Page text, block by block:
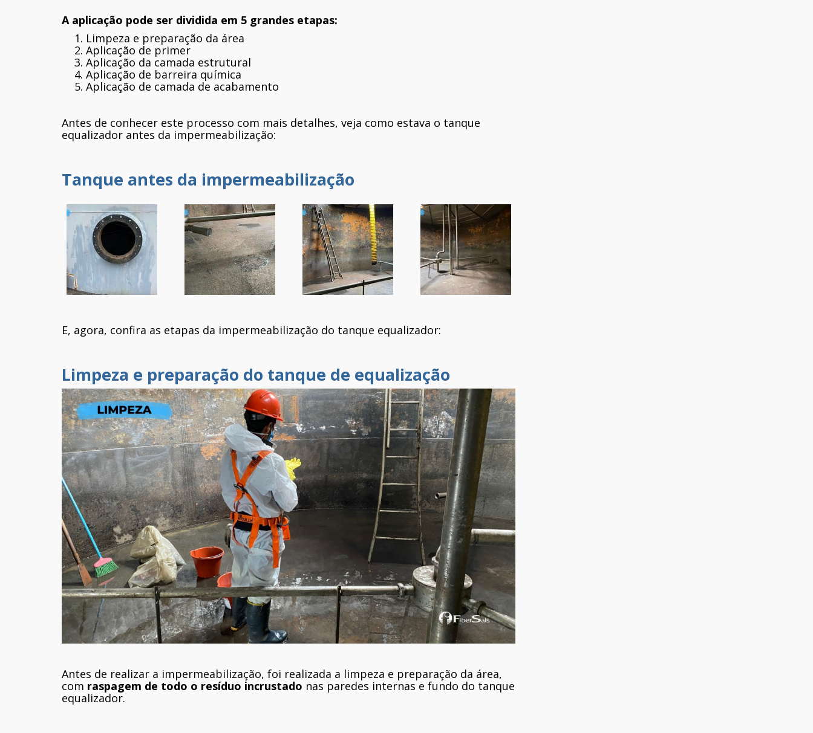
A aplicação pode ser dividida em 5 grandes etapas:
Limpeza e preparação da área
Aplicação de primer
Aplicação da camada estrutural
Aplicação de barreira química
Aplicação de camada de acabamento
Antes de conhecer este processo com mais detalhes, veja como estava o tanque
equalizador antes da impermeabilização:
Tanque antes da impermeabilização
E, agora, confira as etapas da impermeabilização do tanque equalizador:
Limpeza e preparação do tanque de equalização
Antes de realizar a impermeabilização, foi realizada a limpeza e preparação da área,
com raspagem de todo o resíduo incrustado nas paredes internas e fundo do tanque
equalizador.